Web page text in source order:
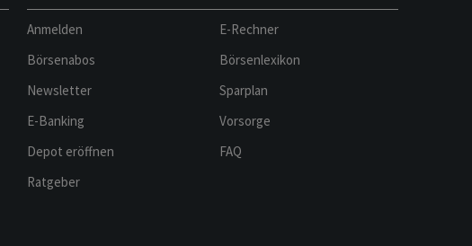
Anmelden
Börsenabos
Newsletter
E-Banking
Depot eröffnen
Ratgeber
E-Rechner
Börsenlexikon
Sparplan
Vorsorge
FAQ